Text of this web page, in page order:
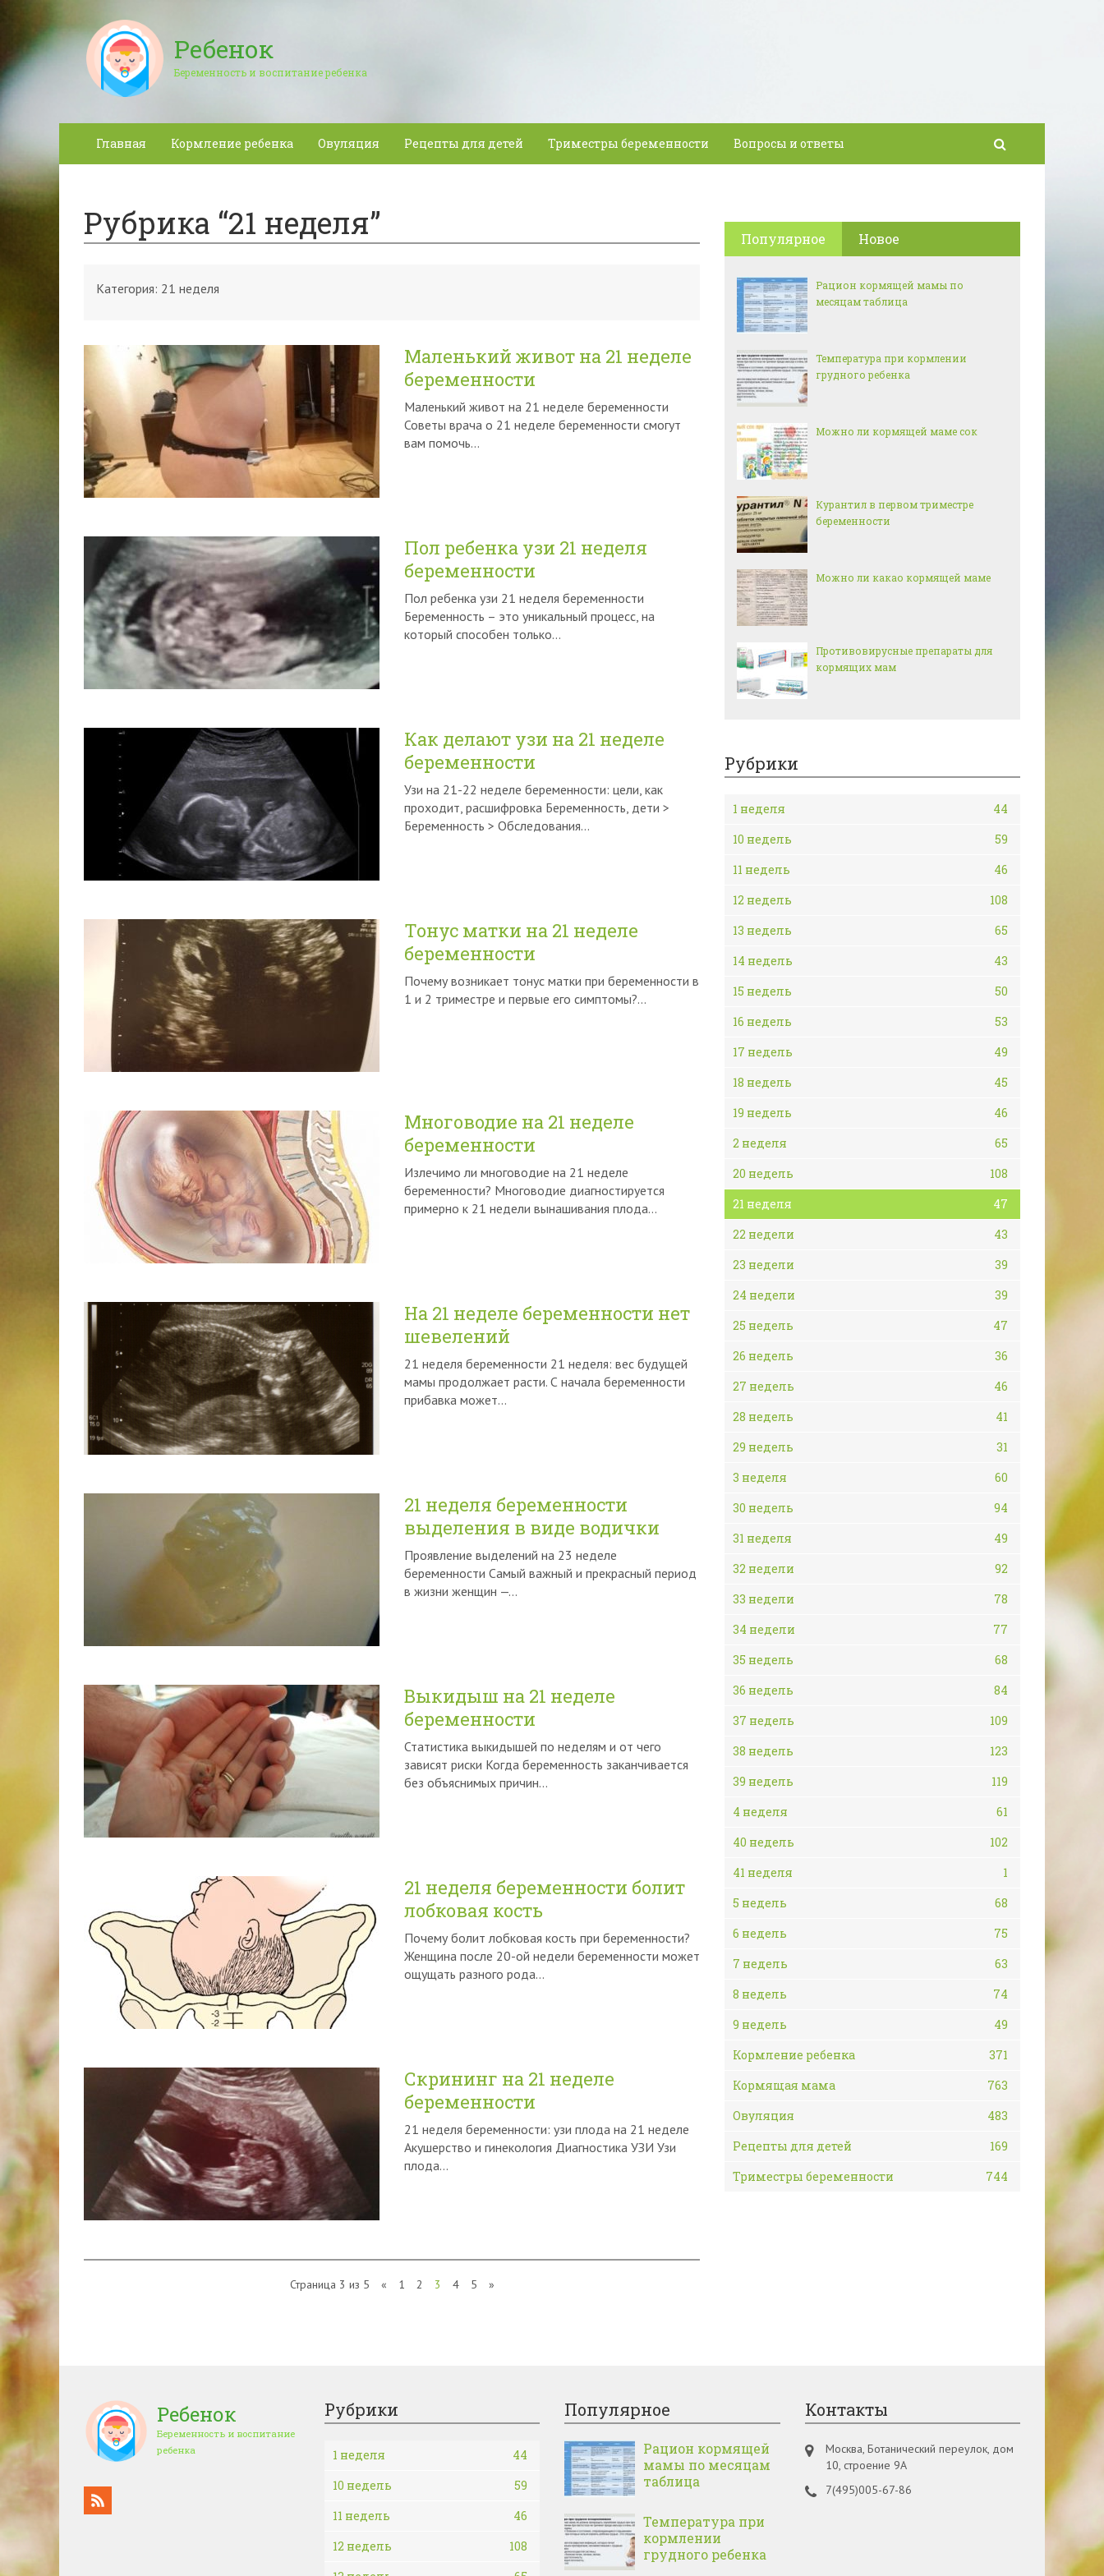
Ребенок
Беременность и воспитание ребенка
Главная Кормление ребенка Овуляция Рецепты для детей Триместры беременности Вопросы и ответы
Рубрика “21 неделя”
Категория: 21 неделя
Маленький живот на 21 неделе
беременности
Маленький живот на 21 неделе беременности
Советы врача о 21 неделе беременности смогут
вам помочь…
Пол ребенка узи 21 неделя
беременности
Пол ребенка узи 21 неделя беременности
Беременность – это уникальный процесс, на
который способен только…
Как делают узи на 21 неделе
беременности
Узи на 21-22 неделе беременности: цели, как
проходит, расшифровка Беременность, дети >
Беременность > Обследования…
Тонус матки на 21 неделе
беременности
Почему возникает тонус матки при беременности в
1 и 2 триместре и первые его симптомы?…
Многоводие на 21 неделе
беременности
Излечимо ли многоводие на 21 неделе
беременности? Многоводие диагностируется
примерно к 21 недели вынашивания плода…
На 21 неделе беременности нет
шевелений
21 неделя беременности 21 неделя: вес будущей
мамы продолжает расти. С начала беременности
прибавка может…
21 неделя беременности
выделения в виде водички
Проявление выделений на 23 неделе
беременности Самый важный и прекрасный период
в жизни женщин —…
Выкидыш на 21 неделе
беременности
Статистика выкидышей по неделям и от чего
зависят риски Когда беременность заканчивается
без объяснимых причин…
21 неделя беременности болит
лобковая кость
Почему болит лобковая кость при беременности?
Женщина после 20-ой недели беременности может
ощущать разного рода…
Скрининг на 21 неделе
беременности
21 неделя беременности: узи плода на 21 неделе
Акушерство и гинекология Диагностика УЗИ Узи
плода…
Страница 3 из 5 « 1 2 3 4 5 »
Популярное Новое
Рацион кормящей мамы по
месяцам таблица
Температура при кормлении
грудного ребенка
Можно ли кормящей маме сок
Курантил в первом триместре
беременности
Можно ли какао кормящей маме
Противовирусные препараты для
кормящих мам
Рубрики
1 неделя
44
10 недель
59
11 недель
46
12 недель
108
13 недель
65
14 недель
43
15 недель
50
16 недель
53
17 недель
49
18 недель
45
19 недель
46
2 неделя
65
20 недель
108
21 неделя
47
22 недели
43
23 недели
39
24 недели
39
25 недель
47
26 недель
36
27 недель
46
28 недель
41
29 недель
31
3 неделя
60
30 недель
94
31 неделя
49
32 недели
92
33 недели
78
34 недели
77
35 недель
68
36 недель
84
37 недель
109
38 недель
123
39 недель
119
4 неделя
61
40 недель
102
41 неделя
1
5 недель
68
6 недель
75
7 недель
63
8 недель
74
9 недель
49
Кормление ребенка
371
Кормящая мама
763
Овуляция
483
Рецепты для детей
169
Триместры беременности
744
Ребенок
Беременность и воспитание
ребенка
Рубрики
1 неделя
44
10 недель
59
11 недель
46
12 недель
108
Популярное
Рацион кормящей
мамы по месяцам
таблица
Температура при
кормлении
грудного ребенка
Контакты
Москва, Ботанический переулок, дом
10, строение 9А
7(495)005-67-86